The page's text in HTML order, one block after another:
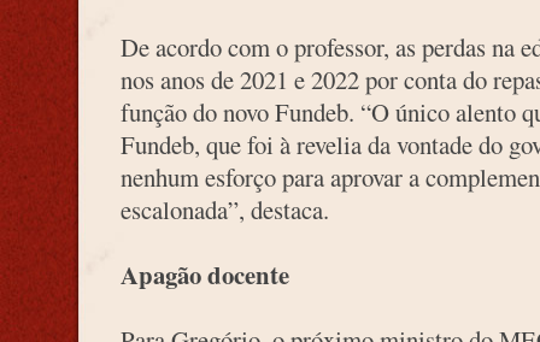
De acordo com o professor, as perdas na
nos anos de 2021 e 2022 por conta do
função do novo Fundeb. “O único alento
Fundeb, que foi à revelia da vontade do
nenhum esforço para aprovar a
escalonada”, destaca.
Apagão docente